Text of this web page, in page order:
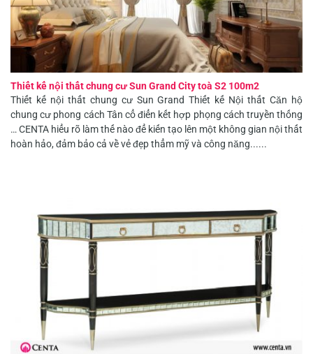
Thiết kế nội thất chung cư Sun Grand City toà S2 100m2
Thiết kế nội thất chung cư Sun Grand Thiết kế Nội thất Căn hộ
chung cư phong cách Tân cổ điển kết hợp phọng cách truyền thống
… CENTA hiểu rõ làm thế nào để kiến tạo lên một không gian nội thất
hoàn hảo, đảm bảo cả về vẻ đẹp thẩm mỹ và công năng......